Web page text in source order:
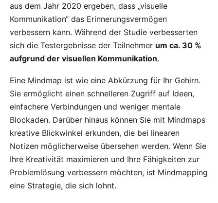
aus dem Jahr 2020 ergeben, dass „visuelle
Kommunikation“ das Erinnerungsvermögen
verbessern kann. Während der Studie verbesserten
sich die Testergebnisse der Teilnehmer um ca. 30 %
aufgrund der visuellen Kommunikation.
Eine Mindmap ist wie eine Abkürzung für Ihr Gehirn.
Sie ermöglicht einen schnelleren Zugriff auf Ideen,
einfachere Verbindungen und weniger mentale
Blockaden. Darüber hinaus können Sie mit Mindmaps
kreative Blickwinkel erkunden, die bei linearen
Notizen möglicherweise übersehen werden. Wenn Sie
Ihre Kreativität maximieren und Ihre Fähigkeiten zur
Problemlösung verbessern möchten, ist Mindmapping
eine Strategie, die sich lohnt.